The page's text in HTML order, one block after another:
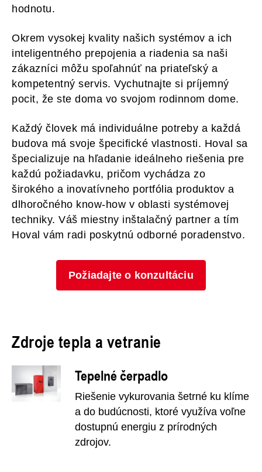
hodnotu.
Okrem vysokej kvality našich systémov a ich
inteligentného prepojenia a riadenia sa naši
zákazníci môžu spoľahnúť na priateľský a
kompetentný servis. Vychutnajte si príjemný
pocit, že ste doma vo svojom rodinnom dome.
Každý človek má individuálne potreby a každá
budova má svoje špecifické vlastnosti. Hoval sa
špecializuje na hľadanie ideálneho riešenia pre
každú požiadavku, pričom vychádza zo
širokého a inovatívneho portfólia produktov a
dlhoročného know-how v oblasti systémovej
techniky. Váš miestny inštalačný partner a tím
Hoval vám radi poskytnú odborné poradenstvo.
Požiadajte o konzultáciu
Zdroje tepla a vetranie
Tepelné čerpadlo
Riešenie vykurovania šetrné ku klíme
a do budúcnosti, ktoré využíva voľne
dostupnú energiu z prírodných
zdrojov.